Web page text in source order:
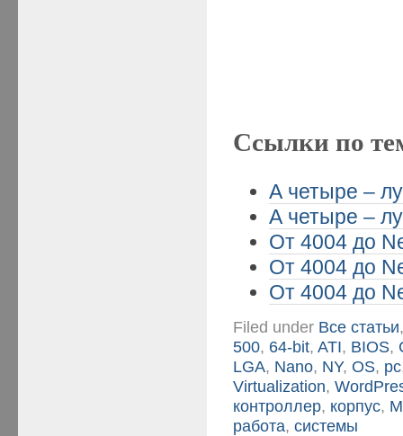
Ссылки по
А четыре –
А четыре –
От 4004 до
От 4004 до
От 4004 до
Filed under Все статьи
500, 64-bit,ATI, BIOS,
LGA, Nano, NY,OS, pc
Virtualization,
контроллер, корпус,
работа,системы